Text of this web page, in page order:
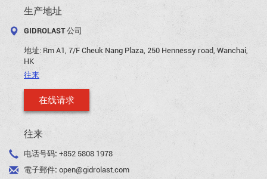
生产地址
GIDROLAST 公司
地址: Rm A1, 7/F Cheuk Nang Plaza, 250 Hennessy road, Wanchai,
HK
往来
在线请求
往来
电话号码: +852 5808 1978
電子郵件: open@gidrolast.com